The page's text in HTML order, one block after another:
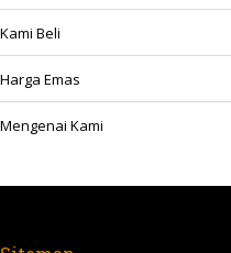
Kami Beli
Harga Emas
Mengenai Kami